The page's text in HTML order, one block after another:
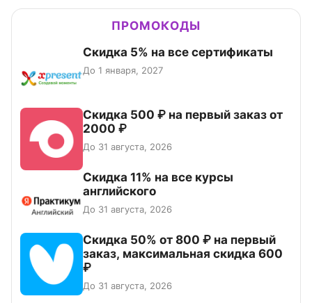
ПРОМОКОДЫ
Скидка 5% на все сертификаты
До 1 января, 2027
Скидка 500 ₽ на первый заказ от
2000 ₽
До 31 августа, 2026
Скидка 11% на все курсы
английского
До 31 августа, 2026
Скидка 50% от 800 ₽ на первый
заказ, максимальная скидка 600
₽
До 31 августа, 2026